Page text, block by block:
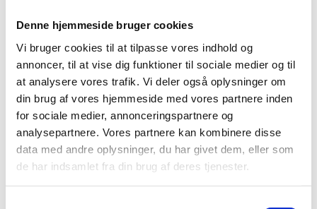
Denne hjemmeside bruger cookies
Vi bruger cookies til at tilpasse vores indhold og
annoncer, til at vise dig funktioner til sociale medier og til
at analysere vores trafik. Vi deler også oplysninger om
din brug af vores hjemmeside med vores partnere inden
for sociale medier, annonceringspartnere og
analysepartnere. Vores partnere kan kombinere disse
data med andre oplysninger, du har givet dem, eller som
de har indsamlet fra din brug af deres tjenester.
Publiceret 29. januar 2025
Det globale potentiale for at anvende mere tang i
fødevarer er stort, men også andre industrier
øjner muligheder i den potente havplante, som
kan dyrkes uden brug af land og gødning.
Danske virksomheder får adgang til
banebrydende teknologi via GTS-